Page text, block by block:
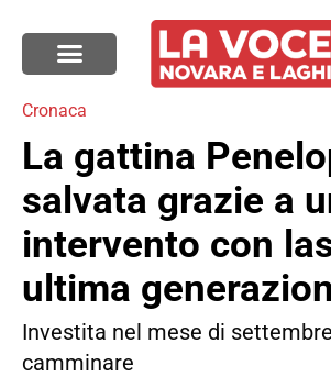
Cronaca
La gattina
salvata grazie a
intervento con
ultima
Investita nel mese di
camminare